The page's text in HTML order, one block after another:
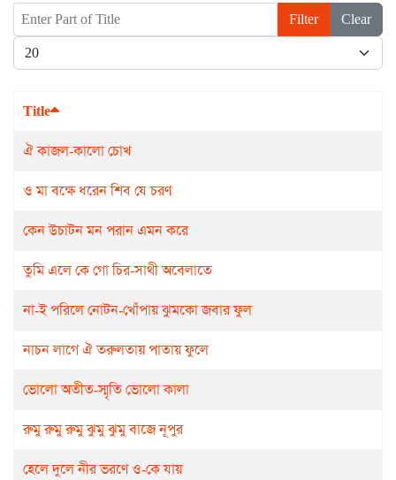
Enter Part of Title Filter
Clear
Display #
Title
ঐ কাজল-কালো চোখ
ও মা বক্ষে ধরেন শিব যে চরণ
কেন উচাটন মন পরান এমন করে
তুমি এলে কে গো চির-সাথী অবেলাতে
না-ই পরিলে নোটন-খোঁপায় ঝুমকো জবার ফুল
নাচন লাগে ঐ তরুলতায় পাতায় ফুলে
ভোলো অতীত-স্মৃতি ভোলো কালা
রুমু রুমু রুমু ঝুমু ঝুমু বাজে নূপুর
হেলে দুলে নীর ভরণে ও-কে যায়